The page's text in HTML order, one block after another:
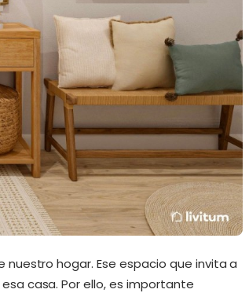
hogar. Ese espacio que invita a
casa. Por ello, es importante